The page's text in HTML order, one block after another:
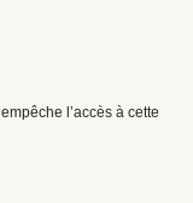
l’accès à cette